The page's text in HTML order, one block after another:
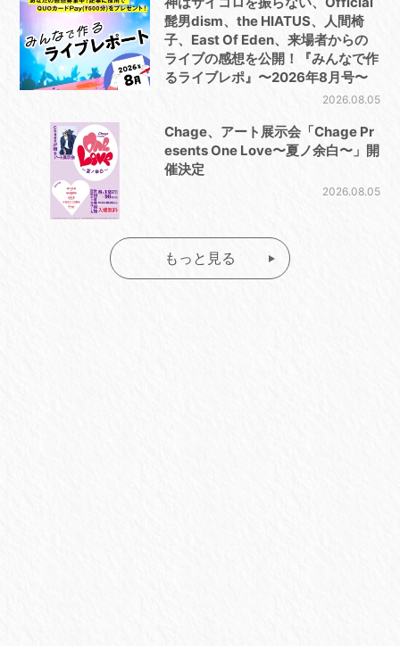
髭男dism、the HIATUS、人間椅
子、East Of Eden、来場者からの
ライブの感想を公開！『みんなで作
るライブレポ』〜2026年8月号〜
2026.08.05
Chage、アート展示会「Chage Pr
esents One Love〜夏ノ余白〜」開
催決定
2026.08.05
もっと見る